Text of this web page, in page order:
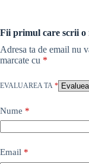
Fii primul care scrii o
Adresa ta de email nu
marcate cu *
EVALUAREA TA *
Nume *
Email *